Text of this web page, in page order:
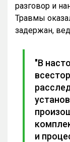
разговор и
Травмы
задержан,
"В
и